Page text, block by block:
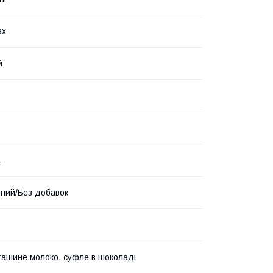
Без добавок
молоко, суфле в шоколаді